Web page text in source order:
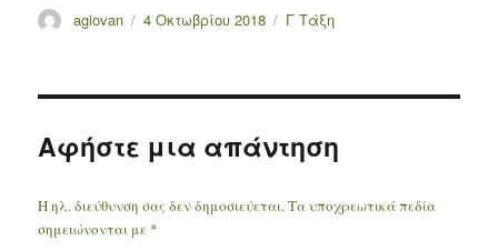
Συντάκτης
agiovan
Δημοσιεύτηκε
4 Οκτωβρίου 2018 Κατηγορίες
Γ Τάξη
Αφήστε μια απάντηση
Η ηλ. διεύθυνση σας δεν δημοσιεύεται.Τα υποχρεωτικά πεδία
σημειώνονται με *